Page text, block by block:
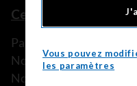
Ce que nous
Parler à une personne
Nos programmes et
Nos ressources
Vous pouvez
les paramètres